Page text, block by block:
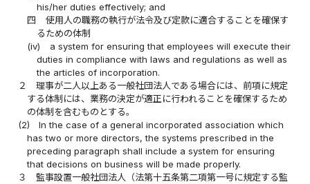
his/her duties effectively; and
四
使用人の職務の執行が法令及び定款に適合することを確保す
るための体制
(iv)
a system for ensuring that employees will execute their
duties in compliance with laws and regulations as well as
the articles of incorporation.
２
理事が二人以上ある一般社団法人である場合には、前項に規定
する体制には、業務の決定が適正に行われることを確保するため
の体制を含むものとする。
(2)
In the case of a general incorporated association which
has two or more directors, the systems prescribed in the
preceding paragraph shall include a system for ensuring
that decisions on business will be made properly.
３
監事設置一般社団法人（法第十五条第二項第一号に規定する監